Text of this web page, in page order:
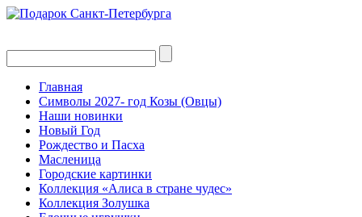
Главная
Символы 2027- год Козы (Овцы)
Наши новинки
Новый Год
Рождество и Пасха
Масленица
Городские картинки
Коллекция «Алиса в стране чудес»
Коллекция Золушка